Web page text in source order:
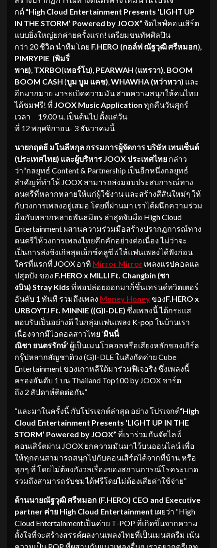
กต์ “High Cloud Entertainment Presents ‘LIGHT UP
IN THE STORM’ Powered by JOOX” จัดไลฟ์คอนเสิร์ต
แบบยิ่งใหญ่ยกค่ายครั้งแรก! เตรียมขนทัพศิลปิน
กว่า 20 ชีวิต นำทีมโดย F.HERO (กอล์ฟ ณัฐวุฒิ ศรีหมอก)
PIMRYPIE (พิมรี่
พาย) TXRBO(เทอร์โบ) PEARWAH (แพรวา) , BOOM
BOOM CASH (บูม บูม แคช) WHAWHA (หว่าหวา) และ
อีกมากมาย มาระเบิดความมัน สาดความสนุกให้คนไทย
ได้ชมฟรี! ที่ JOOX Music Application ทุกคืนวันศุกร์
เวลา
19.00 น. เป็นต้นไป ตั้งแต่วัน
ที่ 12 พฤศจิกายน- 3 ธันวาคมนี้
นายกฤตธี มโนลีหกุล กรรมการผู้จัดการ บริษัท เทนเซ็นต์
(ประเทศไทย) และผู้บริหาร JOOX ประเทศไทย กล่าว
ว่า“กลยุทธ์ Content & Partnership เป็นอีกหนึ่งกลยุทธ์
สำคัญที่ทำให้ JOOX สามารถส่งมอบประสบการณ์ทาง
ดนตรีที่หลากหลายให้แก่ผู้ใช้งาน และสร้างสีสันใหม่ๆ ให้
กับวงการเพลงอยู่เสมอ โดยที่ผ่านมา เราได้ผนึกความร่วม
มือกับหลากหลายพันธมิตร ล่าสุดจับมือ High Cloud
Entertainment ผสานความร่วมมือสร้างปรากฏการณ์ทาง
ดนตรีให้วงการเพลงไทยคึกคักอย่างต่อเนื่อง ไม่ว่าจะ
เป็นการส่งซิงเกิลสุดเอ็กซ์คลูซีฟให้แฟนเพลงได้ฟังก่อน
ใครที่แรกที่ JOOX อาทิ Mirror Mirror เพลงแรปคอลแล
ปสุดปัง ของ F.HERO x MILLI Ft. Changbin (ชา
งบิน) Stray Kids ที่พอปล่อยออกมาก็ขึ้นเทรนด์ทวิตเตอร์
อันดับ 1 ทันที รวมถึงเพลง Money HoneyของF.HERO x
URBOYTJ Ft. MINNIE ((G)I-DLE) ซึ่งเพลงนี้ ได้กระแส
ตอบรับเป็นอย่างดี ในกลุ่มแฟนเพลง K-pop ในบ้านเรา
เนื่องจากมีไอดอลสาวไทย ‘มินนี่
ณิชา ยนตรรักษ์’ ผู้เป็นเมนโวคอลหรือเสียงหลักของเกิร์ล
กรุ๊ปหลากสัญชาติวง (G)I-DLE ในสังกัดค่าย Cube
Entertainment ของเกาหลีใต้มาร่วมฟีเจอริง ซึ่งเพลงนี้
ครองอันดับ 1 บน Thailand Top100 by JOOX ชาร์ต
ถึง 2 สัปดาห์ติดต่อกัน”
“และมาในครั้งนี้ กับโปรเจกต์ล่าสุด อย่าง โปรเจกต์“High
Cloud Entertainment Presents ‘LIGHT UP IN THE
STORM’ Powered by JOOX” ที่เราร่วมกันจัดไลฟ์
คอนเสิร์ตผ่าน JOOX ยกความมันมาไว้บนออนไลน์ เพื่อ
ให้ทุกคนสามารถสนุกไปกับคอนเสิร์ตได้จากที่บ้าน หรือ
ทุกๆ ที่ โดยไม่ต้องกังวลเรื่องของสถานการณ์โรคระบาด
รวมถึงสามารถรับชมได้ฟรีโดยไม่ต้องเสียค่าใช้จ่าย”
ด้านนายณัฐวุฒิ ศรีหมอก (F.HERO) CEO and Executive
partner ค่าย High Cloud Entertainment เผยว่า “High
Cloud Entertainmentเป็นค่าย T-POP ที่เกิดขึ้นจากความ
ตั้งใจที่จะสร้างสรรค์ผลงานเพลงไทยที่เป็นเมนสตรีม เน้น
ความเป็น POP ที่ผสานกับแนวเพลงอื่นๆ เราอยากครีเอท